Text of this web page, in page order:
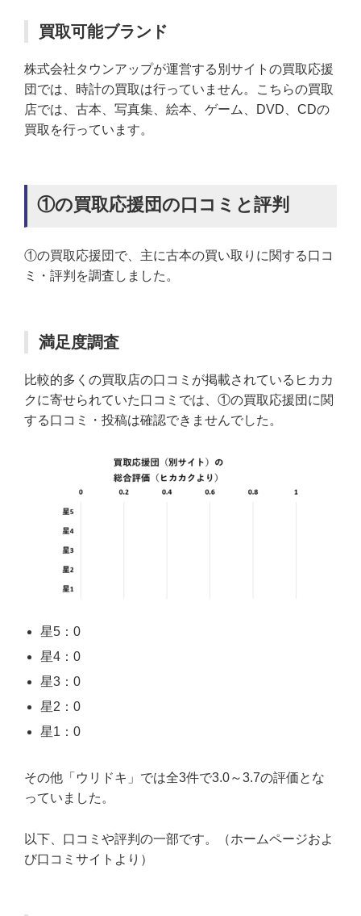
買取可能ブランド
株式会社タウンアップが運営する別サイトの買取応援
団では、時計の買取は行っていません。こちらの買取
店では、古本、写真集、絵本、ゲーム、DVD、CDの
買取を行っています。
①の買取応援団の口コミと評判
①の買取応援団で、主に古本の買い取りに関する口コ
ミ・評判を調査しました。
満足度調査
比較的多くの買取店の口コミが掲載されているヒカカ
クに寄せられていた口コミでは、①の買取応援団に関
する口コミ・投稿は確認できませんでした。
星5：0
星4：0
星3：0
星2：0
星1：0
その他「ウリドキ」では全3件で3.0～3.7の評価とな
っていました。
以下、口コミや評判の一部です。（ホームページおよ
び口コミサイトより）